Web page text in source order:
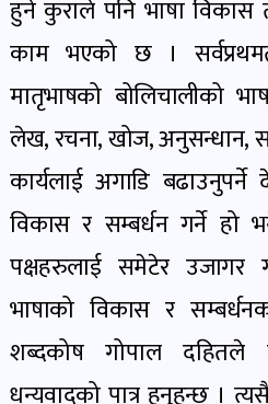
पोष्ट
हुने कुराले पनि भाषा विकास
काम भएको छ ।
मातृभाषको बोलिचालीको
लेख, रचना, खोज, अनुसन्धान,
कार्यलाई अगाडि
विकास र सम्बर्धन गर्ने हो
पक्षहरुलाई समेटेर उजागर
भाषाको विकास र
शब्दकोष गोपाल